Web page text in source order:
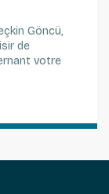
Göncü,
de
votre